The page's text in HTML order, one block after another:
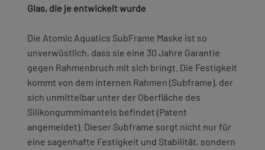
Glas, die je entwickelt wurde
Die Atomic Aquatics SubFrame Maske ist so
unverwüstlich, dass sie eine 30 Jahre Garantie
gegen Rahmenbruch mit sich bringt. Die Festigkeit
kommt von dem internen Rahmen (Subframe), der
sich unmittelbar unter der Oberfläche des
Silikongummimantels befindet (Patent
angemeldet). Dieser Subframe sorgt nicht nur für
eine sagenhafte Festigkeit und Stabilität, sondern